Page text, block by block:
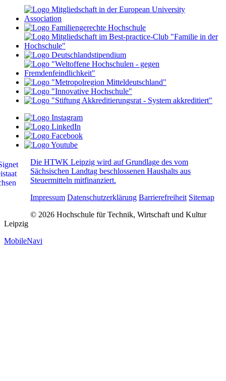
Die HTWK Leipzig wird auf Grundlage des vom
Sächsischen Landtag beschlossenen Haushalts aus
Steuermitteln mitfinanziert.
Impressum Datenschutzerklärung Barrierefreiheit Sitemap
© 2026 Hochschule für Technik, Wirtschaft und Kultur
Leipzig
MobileNavi